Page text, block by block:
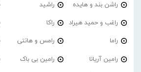
راشن بند و هایده راشید
راغب و حمید هیراد راکا
راما رامس و هانتی
رامین آریانا رامین بی باک